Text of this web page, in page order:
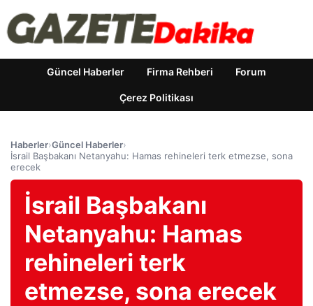
Güncel Haberler Firma Rehberi Forum
Çerez Politikası
Haberler›Güncel Haberler›
İsrail Başbakanı Netanyahu: Hamas rehineleri terk etmezse, sona
erecek
İsrail Başbakanı
Netanyahu: Hamas
rehineleri terk
etmezse, sona erecek